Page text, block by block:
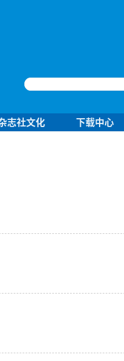
志社文化 下载中心